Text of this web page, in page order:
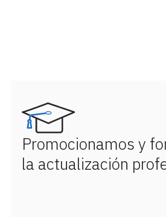
Promocionamos y
la actualización